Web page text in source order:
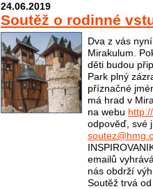
24.06.2019
Soutěž o rodinné
Dva z vás
Mirakulum.
děti budou
Park plný
příznačné
má hrad v
na webu
odpověď, své
emailů
nás obdrží
Soutěž trvá